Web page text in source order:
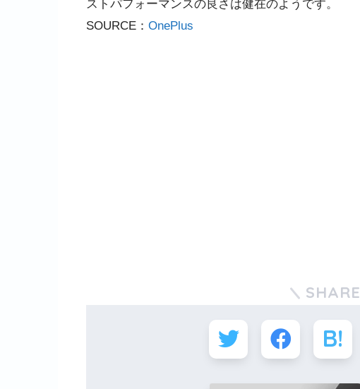
ストパフォーマンスの良さは健在のようです。
SOURCE： OnePlus
SHARE